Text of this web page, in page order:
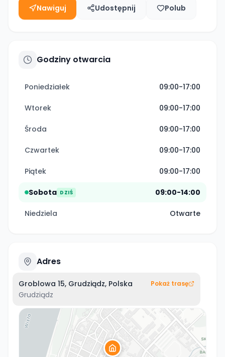
Nawiguj Udostępnij Polub
Godziny otwarcia
Poniedziałek 09:00-17:00
Wtorek 09:00-17:00
Środa 09:00-17:00
Czwartek 09:00-17:00
Piątek 09:00-17:00
Sobota DZIŚ 09:00-14:00
Niedziela Otwarte
Adres
Groblowa 15, Grudziądz, Polska
Grudziądz
Pokaż trasę